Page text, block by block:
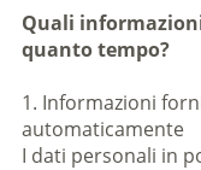
Quali
quanto tempo?
1. Informazioni
automaticamente
I dati personali in